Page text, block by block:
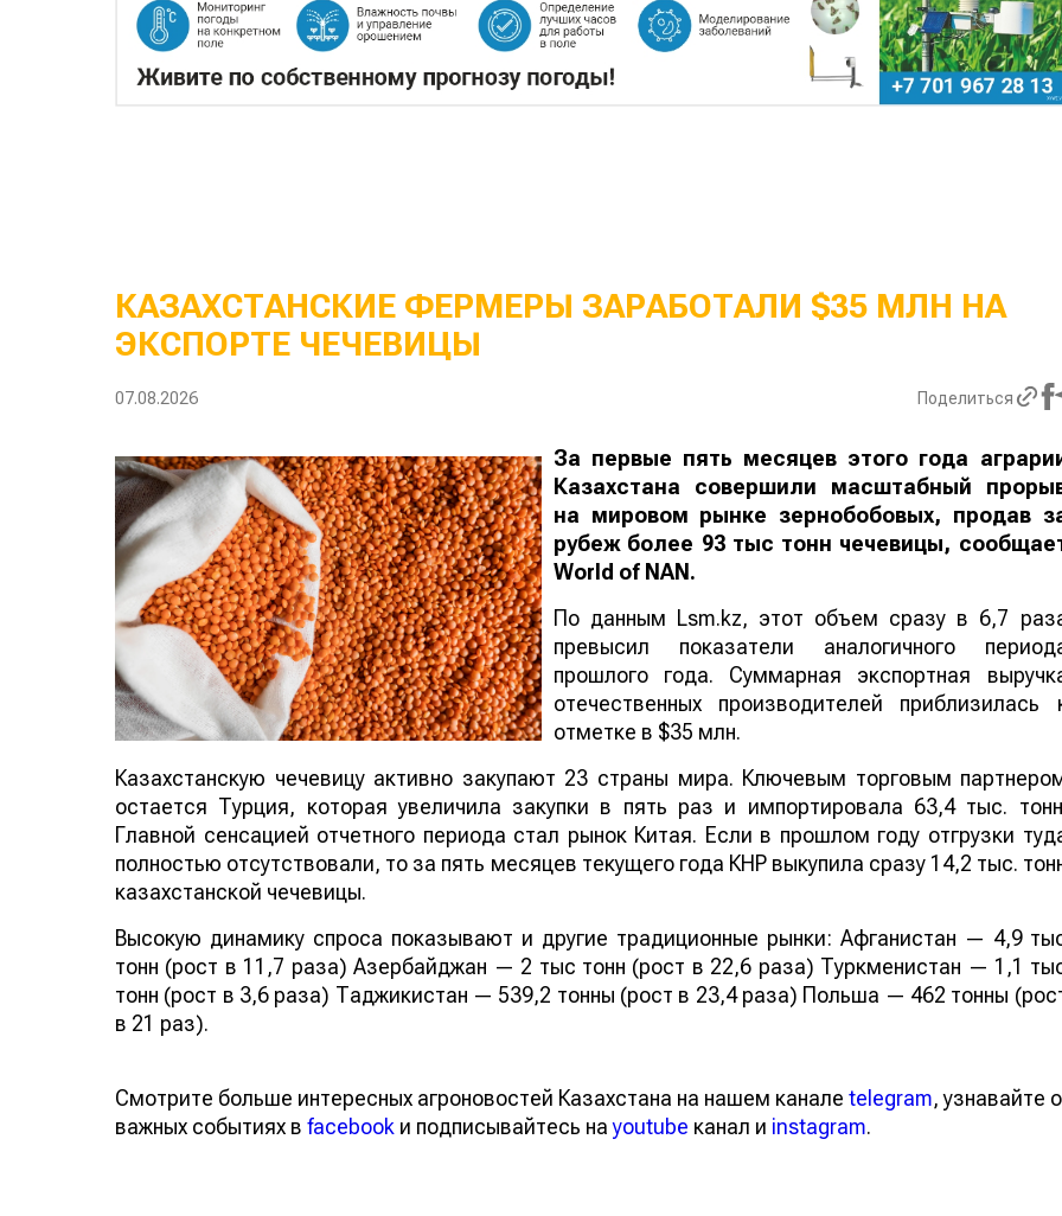
КАЗАХСТАНСКИЕ ФЕРМЕРЫ ЗАРАБОТАЛИ $35 МЛН НА
ЭКСПОРТЕ ЧЕЧЕВИЦЫ
07.08.2026 Поделиться
За первые пять месяцев этого года
Казахстана совершили масштабный
на мировом рынке зернобобовых, продав
рубеж более 93 тыс тонн чечевицы,
World of NAN .
По данным Lsm.kz, этот объем сразу в 6,7
превысил показатели аналогичного
прошлого года. Суммарная экспортная
отечественных производителей приблизилась
отметке в $35 млн.
Казахстанскую чечевицу активно закупают 23 страны мира. Ключевым торговым
остается Турция, которая увеличила закупки в пять раз и импортировала 63,4 тыс.
Главной сенсацией отчетного периода стал рынок Китая. Если в прошлом году отгрузки
полностью отсутствовали, то за пять месяцев текущего года КНР выкупила сразу 14,2 тыс.
казахстанской чечевицы.
Высокую динамику спроса показывают и другие традиционные рынки: Афганистан — 4,9
тонн (рост в 11,7 раза) Азербайджан — 2 тыс тонн (рост в 22,6 раза) Туркменистан — 1,1
тонн (рост в 3,6 раза) Таджикистан — 539,2 тонны (рост в 23,4 раза) Польша — 462 тонны
в 21 раз).
Смотрите больше интересных агроновостей Казахстана на нашем канале telegram, узнавайте о
важных событиях в facebook и подписывайтесь наyoutube канал и instagram.